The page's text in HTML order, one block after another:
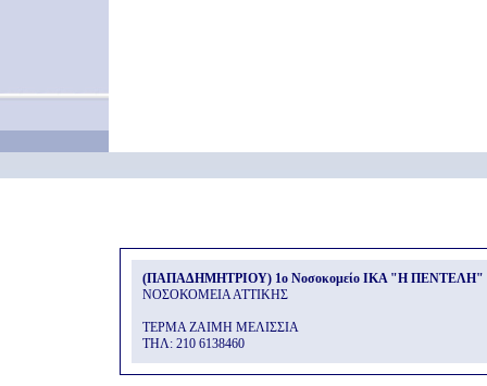
(ΠΑΠΑΔΗΜΗΤΡΙΟΥ) 1o Νοσοκομείο ΙΚΑ "Η ΠΕΝΤΕΛΗ"
ΝΟΣΟΚΟΜΕΙΑ ΑΤΤΙΚΗΣ
ΤΕΡΜΑ ΖΑΙΜΗ ΜΕΛΙΣΣΙΑ
THΛ: 210 6138460